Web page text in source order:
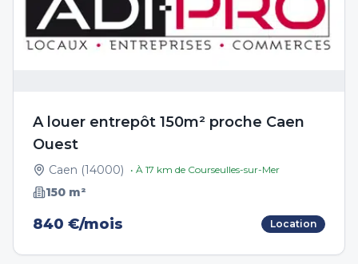
A louer entrepôt 150m² proche Caen
Ouest
Caen (14000) • À 17 km de Courseulles-sur-Mer
150 m²
840 €/mois Location